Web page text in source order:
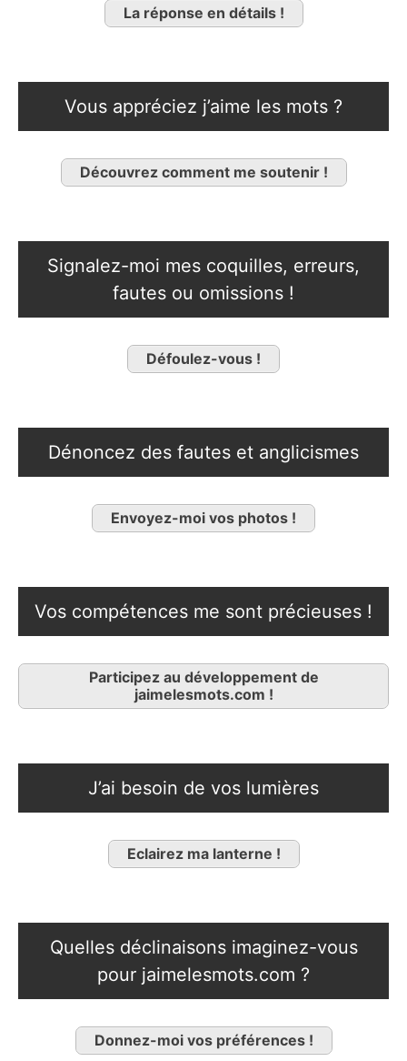
La réponse en détails !
Vous appréciez j’aime les mots ?
Découvrez comment me soutenir !
Signalez-moi mes coquilles, erreurs,
fautes ou omissions !
Défoulez-vous !
Dénoncez des fautes et anglicismes
Envoyez-moi vos photos !
Vos compétences me sont précieuses !
Participez au développement de
jaimelesmots.com !
J’ai besoin de vos lumières
Eclairez ma lanterne !
Quelles déclinaisons imaginez-vous
pour jaimelesmots.com ?
Donnez-moi vos préférences !